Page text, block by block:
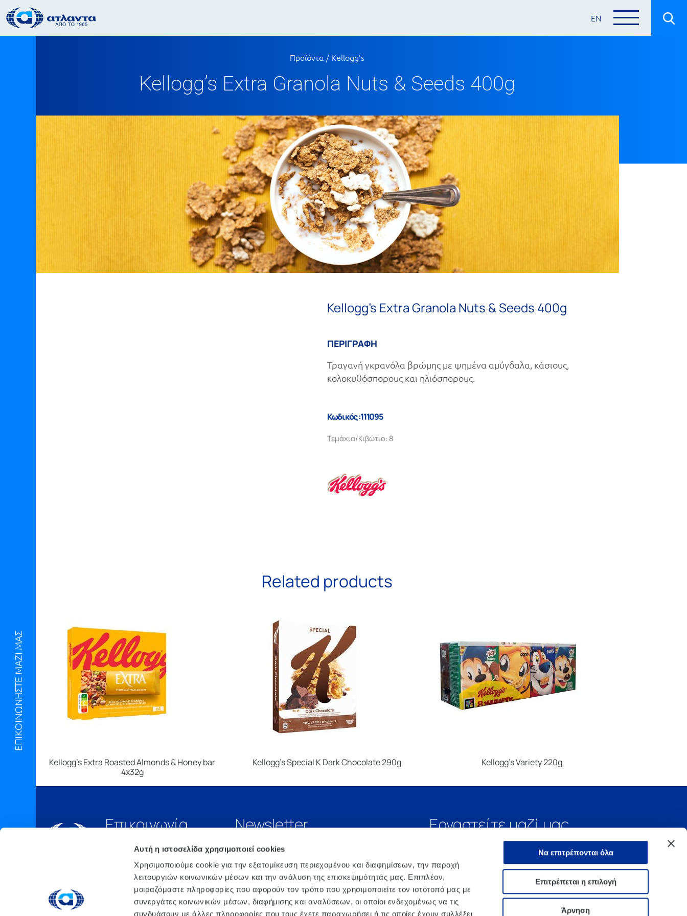
Αυτή η ιστοσελίδα χρησιμοποιεί cookies
Χρησιμοποιούμε cookie για την εξατομίκευση περιεχομένου και διαφημίσεων, την παροχή
λειτουργιών κοινωνικών μέσων και την ανάλυση της επισκεψιμότητάς μας. Επιπλέον,
μοιραζόμαστε πληροφορίες που αφορούν τον τρόπο που χρησιμοποιείτε τον ιστότοπό μας με
συνεργάτες κοινωνικών μέσων, διαφήμισης και αναλύσεων, οι οποίοι ενδεχομένως να τις
συνδυάσουν με άλλες πληροφορίες που τους έχετε παραχωρήσει ή τις οποίες έχουν συλλέξει
Να επιτρέπονται όλα
Επιτρέπεται η επιλογή
Άρνηση
EN
ΕΠΙΚΟΙΝΩΝΗΣΤΕ ΜΑΖΙ ΜΑΣ
Προϊόντα / Kellogg’s
Kellogg’s Extra Granola Nuts & Seeds 400g
Kellogg’s Extra Granola Nuts & Seeds 400g
ΠΕΡΙΓΡΑΦΗ
Τραγανή γκρανόλα βρώμης με ψημένα αμύγδαλα, κάσιους,
κολοκυθόσπορους και ηλιόσπορους.
Κωδικός :111095
Τεμάχια/Κιβώτιο: 8
Related products
Kellogg’s Extra Roasted Almonds & Honey bar
4x32g
Kellogg’s Special K Dark Chocolate 290g Kellogg’s Variety 220g
Επικοινωνία
210 6675000
Αθήνα, 3o xλμ. Λ.
ΜΑΡΚΟΠΟΥΛΟΥ, Τ.Θ. 200, TK
190 02 ΠΑΙΑΝΙΑ ΑΤΤΙΚΗΣ
email: info@atlanta.gr
Newsletter Εργαστείτε μαζί μας